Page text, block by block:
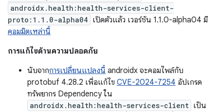
androidx.health:health-services-client-
proto:1.1.0-alpha04 เปิดตัวแล้ว เวอร์ชัน 1.1.0-alpha04 มี
คอมมิตเหล่านี้
การแก้ไขด้านความปลอดภัย
นับจากการเปลี่ยนแปลงนี้ androidx จะคอมไพล์กับ
protobuf 4.28.2 เพื่อแก้ไข CVE-2024-7254 อัปเกรด
ทรัพยากร Dependency ใน
androidx.health:health-services-client เป็น